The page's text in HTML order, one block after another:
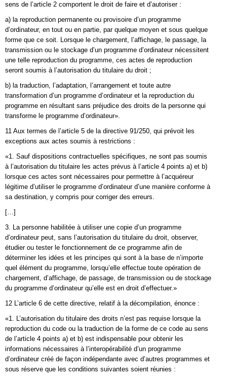
sens de l’article 2 comportent le droit de faire et d’autoriser :
a) la reproduction permanente ou provisoire d’un programme
d’ordinateur, en tout ou en partie, par quelque moyen et sous quelque
forme que ce soit. Lorsque le chargement, l’affichage, le passage, la
transmission ou le stockage d’un programme d’ordinateur nécessitent
une telle reproduction du programme, ces actes de reproduction
seront soumis à l’autorisation du titulaire du droit ;
b) la traduction, l’adaptation, l’arrangement et toute autre
transformation d’un programme d’ordinateur et la reproduction du
programme en résultant sans préjudice des droits de la personne qui
transforme le programme d’ordinateur».
11 Aux termes de l’article 5 de la directive 91/250, qui prévoit les
exceptions aux actes soumis à restrictions :
«1. Sauf dispositions contractuelles spécifiques, ne sont pas soumis
à l’autorisation du titulaire les actes prévus à l’article 4 points a) et b)
lorsque ces actes sont nécessaires pour permettre à l’acquéreur
légitime d’utiliser le programme d’ordinateur d’une manière conforme à
sa destination, y compris pour corriger des erreurs.
[…]
3. La personne habilitée à utiliser une copie d’un programme
d’ordinateur peut, sans l’autorisation du titulaire du droit, observer,
étudier ou tester le fonctionnement de ce programme afin de
déterminer les idées et les principes qui sont à la base de n’importe
quel élément du programme, lorsqu’elle effectue toute opération de
chargement, d’affichage, de passage, de transmission ou de stockage
du programme d’ordinateur qu’elle est en droit d’effectuer.»
12 L’article 6 de cette directive, relatif à la décompilation, énonce :
«1. L’autorisation du titulaire des droits n’est pas requise lorsque la
reproduction du code ou la traduction de la forme de ce code au sens
de l’article 4 points a) et b) est indispensable pour obtenir les
informations nécessaires à l’interopérabilité d’un programme
d’ordinateur créé de façon indépendante avec d’autres programmes et
sous réserve que les conditions suivantes soient réunies :